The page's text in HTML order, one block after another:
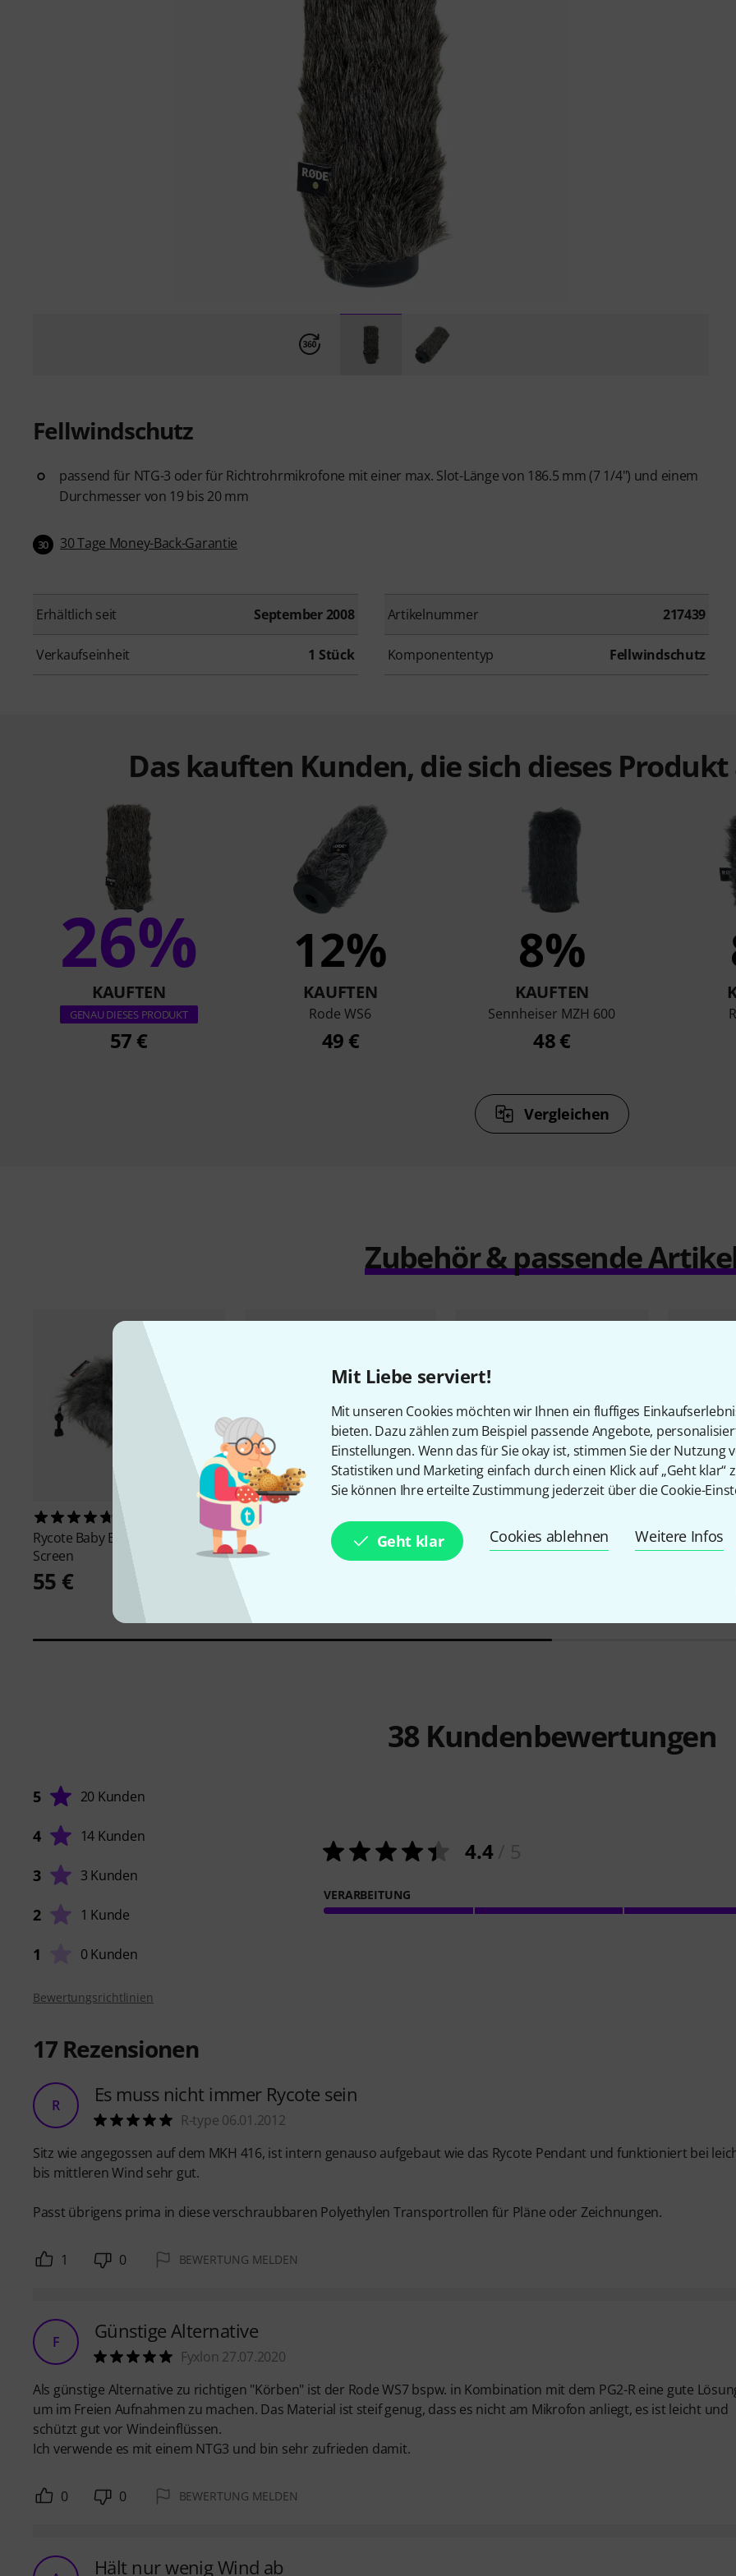
Mit Liebe serviert!
Mit unseren Cookies möchten wir Ihnen ein fluffiges
bieten. Dazu zählen zum Beispiel passende Angebote,
Einstellungen. Wenn das für Sie okay ist, stimmen Sie der Nutzung
Statistiken und Marketing einfach durch einen Klick auf „Geht klar“
Sie können Ihre erteilte Zustimmung jederzeit über die Cookie-
Geht klar Cookies ablehnen Weitere Infos
Fellwindschutz
passend für NTG-3 oder für Richtrohrmikrofone mit einer max. Slot-Länge von 186.5 mm (7 1/4") und einem
Durchmesser von 19 bis 20 mm
30 30 Tage Money-Back-Garantie
Erhältlich seit September 2008 Artikelnummer 217439
Verkaufseinheit 1 Stück Komponententyp Fellwindschutz
Das kauften Kunden, die sich dieses
26%
KAUFTEN
GENAU DIESES PRODUKT
57 €
12%
KAUFTEN
Rode WS6
49 €
8%
KAUFTEN
Sennheiser MZH 600
48 €
Vergleichen
Zubehör & passende
Rycote Baby Ball Gag Wind
Screen
55 €
10335
the sssnake
SM10BK
7,90 €
MilleniumMS 2002 Mic Stand
15,90 €
Cordial
UVP:
38 Kundenbewertungen
5 20 Kunden
4 14 Kunden
3 3 Kunden
2 1 Kunde
1 0 Kunden
4.4/ 5
VERARBEITUNG
Bewertungsrichtlinien
17 Rezensionen
R Es muss nicht immer Rycote sein
R-type 06.01.2012
Sitz wie angegossen auf dem MKH 416, ist intern genauso aufgebaut wie das Rycote Pendant und funktioniert bei
bis mittleren Wind sehr gut.
Passt übrigens prima in diese verschraubbaren Polyethylen Transportrollen für Pläne oder Zeichnungen.
1 0 BEWERTUNG MELDEN
F Günstige Alternative
Fyxlon 27.07.2020
Als günstige Alternative zu richtigen "Körben" ist der Rode WS7 bspw. in Kombination mit dem PG2-R eine gute
um im Freien Aufnahmen zu machen. Das Material ist steif genug, dass es nicht am Mikrofon anliegt, es ist leicht und
schützt gut vor Windeinflüssen.
Ich verwende es mit einem NTG3 und bin sehr zufrieden damit.
0 0 BEWERTUNG MELDEN
Hält nur wenig Wind ab